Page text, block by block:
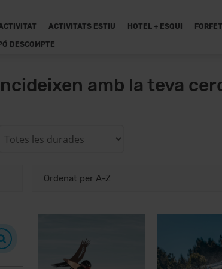
ACTIVITATS ESTIU HOTEL + ESQUI
DESCOMPTE
amb la teva